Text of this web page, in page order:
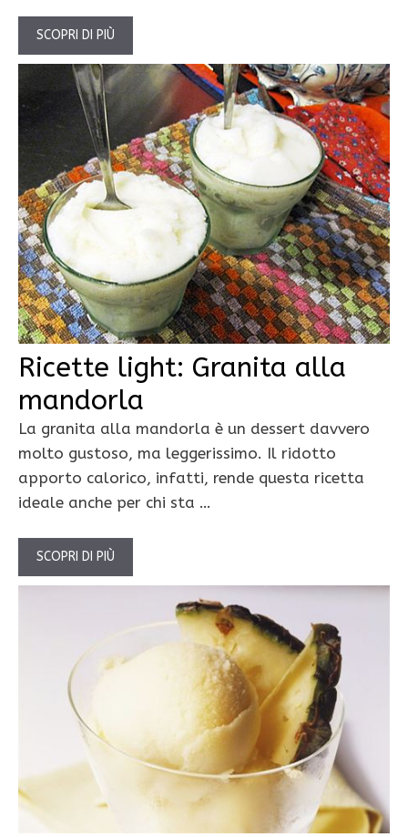
SCOPRI DI PIÙ
Ricette light: Granita alla
mandorla
La granita alla mandorla è un dessert davvero
molto gustoso, ma leggerissimo. Il ridotto
apporto calorico, infatti, rende questa ricetta
ideale anche per chi sta …
SCOPRI DI PIÙ